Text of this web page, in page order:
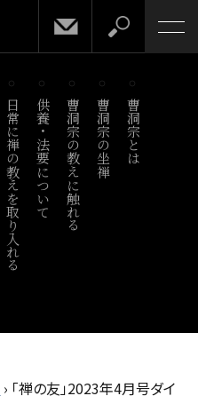
日常に禅の教えを取り入れる供養・法要について曹洞宗の教えに触れる 曹洞宗の坐禅 曹洞宗とは
›